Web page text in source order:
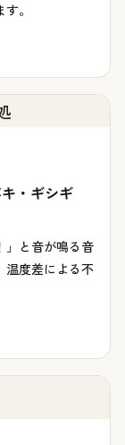
。
・ギシギ
」と音が鳴る音
温度差による不